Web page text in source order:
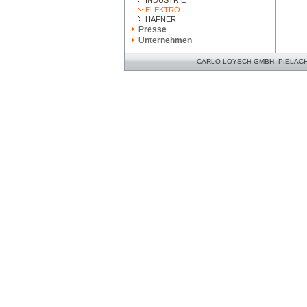
ELEKTRO
HAFNER
Presse
Unternehmen
CARLO-LOYSCH GMBH.